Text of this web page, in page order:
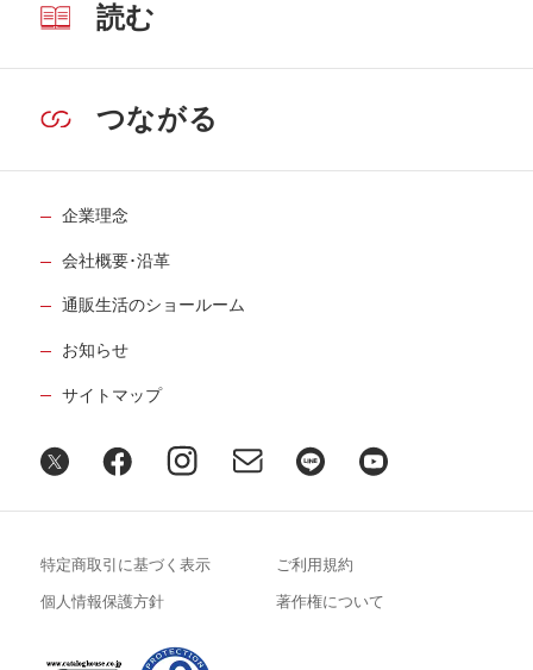
読む
つながる
企業理念
会社概要･沿革
通販生活のショールーム
お知らせ
サイトマップ
特定商取引に基づく表示 ご利用規約
個人情報保護方針 著作権について